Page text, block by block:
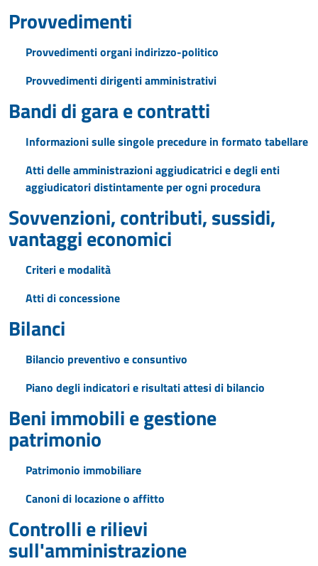
Provvedimenti
Provvedimenti organi indirizzo-politico
Provvedimenti dirigenti amministrativi
Bandi di gara e contratti
Informazioni sulle singole precedure in formato tabellare
Atti delle amministrazioni aggiudicatrici e degli enti
aggiudicatori distintamente per ogni procedura
Sovvenzioni, contributi, sussidi,
vantaggi economici
Criteri e modalità
Atti di concessione
Bilanci
Bilancio preventivo e consuntivo
Piano degli indicatori e risultati attesi di bilancio
Beni immobili e gestione
patrimonio
Patrimonio immobiliare
Canoni di locazione o affitto
Controlli e rilievi
sull'amministrazione